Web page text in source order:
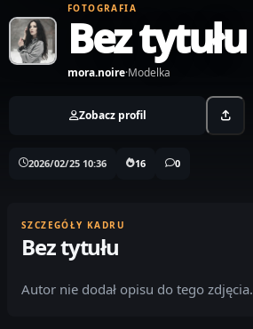
FOTOGRAFIA
Bez tytułu
mora.noire·Modelka
Zobacz profil
2026/02/25 10:36 16 0
SZCZEGÓŁY KADRU
Bez tytułu
Autor nie dodał opisu do tego zdjęcia.